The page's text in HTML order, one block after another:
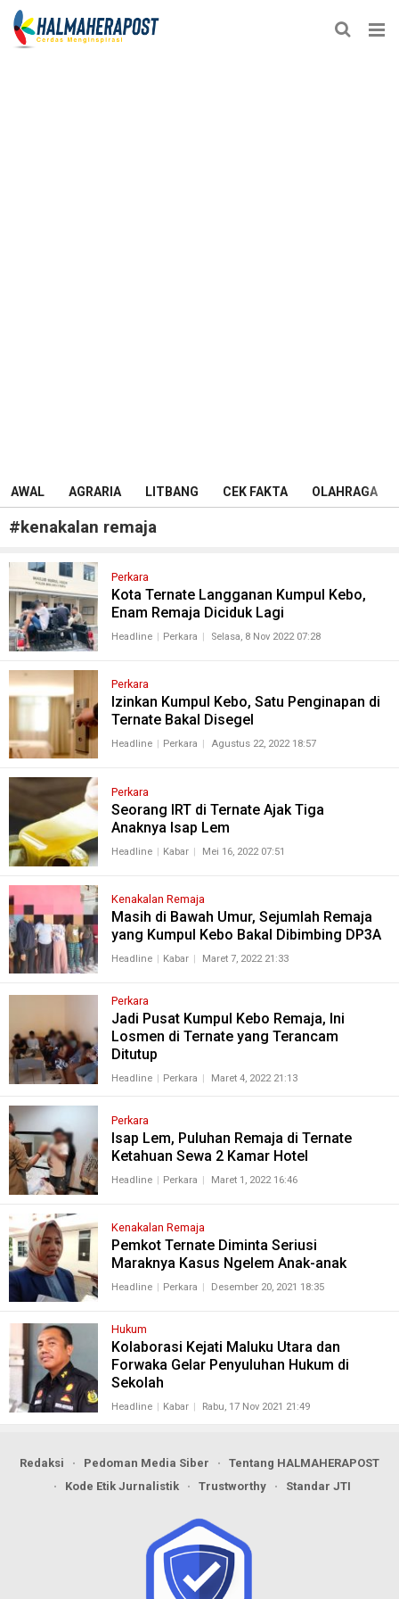
AWAL AGRARIA LITBANG CEK FAKTA OLAHRAGA
#kenakalan remaja
Perkara
Kota Ternate Langganan Kumpul Kebo,
Enam Remaja Diciduk Lagi
Headline Perkara Selasa, 8 Nov 2022 07:28
Perkara
Izinkan Kumpul Kebo, Satu Penginapan di
Ternate Bakal Disegel
Headline Perkara Agustus 22, 2022 18:57
Perkara
Seorang IRT di Ternate Ajak Tiga
Anaknya Isap Lem
Headline Kabar Mei 16, 2022 07:51
Kenakalan Remaja
Masih di Bawah Umur, Sejumlah Remaja
yang Kumpul Kebo Bakal Dibimbing DP3A
Headline Kabar Maret 7, 2022 21:33
Perkara
Jadi Pusat Kumpul Kebo Remaja, Ini
Losmen di Ternate yang Terancam
Ditutup
Headline Perkara Maret 4, 2022 21:13
Perkara
Isap Lem, Puluhan Remaja di Ternate
Ketahuan Sewa 2 Kamar Hotel
Headline Perkara Maret 1, 2022 16:46
Kenakalan Remaja
Pemkot Ternate Diminta Seriusi
Maraknya Kasus Ngelem Anak-anak
Headline Perkara Desember 20, 2021 18:35
Hukum
Kolaborasi Kejati Maluku Utara dan
Forwaka Gelar Penyuluhan Hukum di
Sekolah
Headline Kabar Rabu, 17 Nov 2021 21:49
Redaksi Pedoman Media Siber
Tentang HALMAHERAPOST
Kode Etik Jurnalistik
Trustworthy Standar JTI